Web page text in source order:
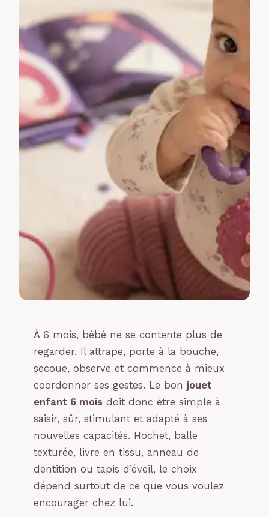
À 6 mois, bébé ne se contente plus de
regarder. Il attrape, porte à la bouche,
secoue, observe et commence à mieux
coordonner ses gestes. Le bon jouet
enfant 6 mois doit donc être simple à
saisir, sûr, stimulant et adapté à ses
nouvelles capacités. Hochet, balle
texturée, livre en tissu, anneau de
dentition ou tapis d’éveil, le choix
dépend surtout de ce que vous voulez
encourager chez lui.